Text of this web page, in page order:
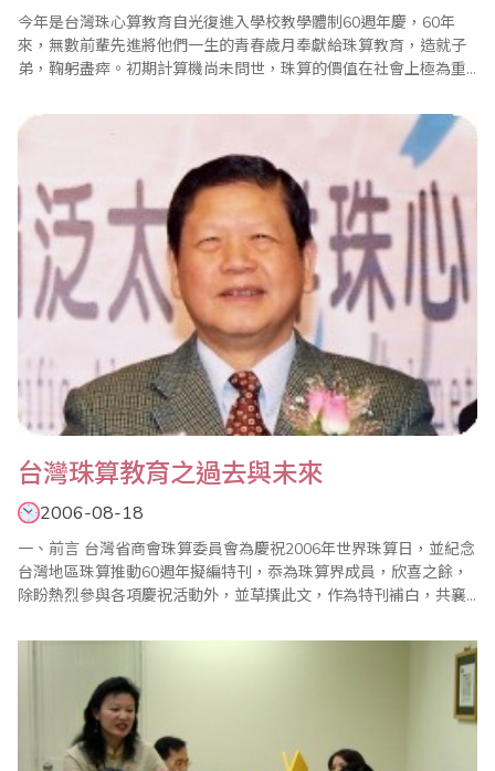
今年是台灣珠心算教育自光復進入學校教學體制60週年慶，60年
來，無數前輩先進將他們一生的青春歲月奉獻給珠算教育，造就子
弟，鞠躬盡瘁。初期計算機尚未問世，珠算的價值在社會上極為重
商業及計算用途，都非算盤解決不可。可說珠算創造非常高的經濟
效益，提昇非常多的工作效能，當時的老師們，有的用台語、日語
或國語來上課，大部分的師公級的老師在17、..
台灣珠算教育之過去與未來
2006-08-18
一、前言 台灣省商會珠算委員會為慶祝2006年世界珠算日，並紀念
台灣地區珠算推動60週年擬編特刊，忝為珠算界成員，欣喜之餘，
除盼熱烈參與各項慶祝活動外，並草撰此文，作為特刊補白，共襄
工具與計算程式，一切事物似乎進入電腦與e化時代，都不一樣了。